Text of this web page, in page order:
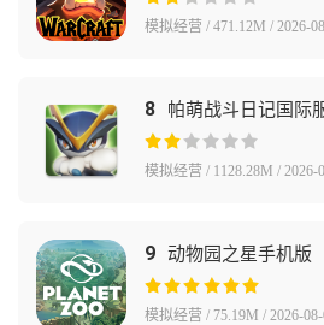
模拟经营 / 471.12M / 2026-
8 帕萌战斗日记国际
模拟经营 / 1128.28M / 2026-
9 动物园之星手机版
模拟经营 / 75.19M / 2026-